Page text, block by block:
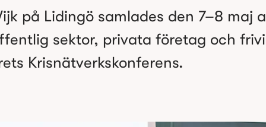
på Lidingö samlades den 7–8 maj
sektor, privata företag och
Krisnätverkskonferens.